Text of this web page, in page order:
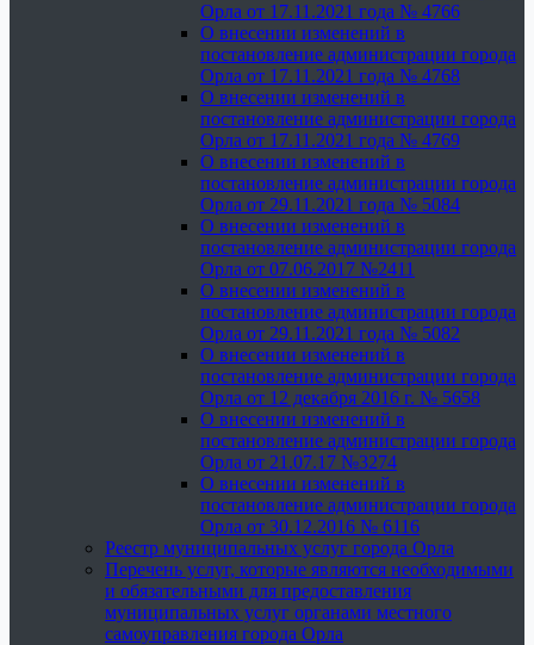
Орла от 17.11.2021 года № 4766
О внесении изменений в
постановление администрации города
Орла от 17.11.2021 года № 4768
О внесении изменений в
постановление администрации города
Орла от 17.11.2021 года № 4769
О внесении изменений в
постановление администрации города
Орла от 29.11.2021 года № 5084
О внесении изменений в
постановление администрации города
Орла от 07.06.2017 №2411
О внесении изменений в
постановление администрации города
Орла от 29.11.2021 года № 5082
О внесении изменений в
постановление администрации города
Орла от 12 декабря 2016 г. № 5658
О внесении изменений в
постановление администрации города
Орла от 21.07.17 №3274
О внесении изменений в
постановление администрации города
Орла от 30.12.2016 № 6116
Реестр муниципальных услуг города Орла
Перечень услуг, которые являются необходимыми
и обязательными для предоставления
муниципальных услуг органами местного
самоуправления города Орла